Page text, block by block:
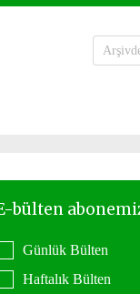
Günlük Bülten
Haftalık Bülten